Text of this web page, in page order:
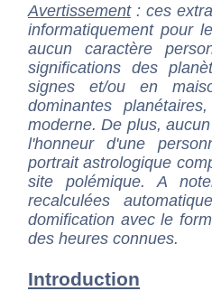
Avertissement: ces
informatiquement pour
aucun caractère
significations des
signes et/ou en
dominantes
moderne. De plus,
l'honneur d'une
portrait astrologique
site polémique. A
recalculées
domification avec le
des heures connues.
Introduction